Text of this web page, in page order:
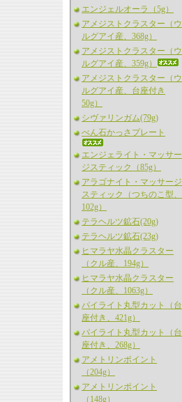
エンジェルオーラ（5g）
アメジストクラスター（ウ
ルグアイ産、368g）
アメジストクラスター（ウ
ルグアイ産、359g）
アメジストクラスター（ウ
ルグアイ産、台座付き
50g）
シヴァリンガム(79g)
べん石かっさプレート
エンジェライト・マッサー
ジスティック（85g）
アラゴナイト・マッサージ
スティック（つちのこ型、
102g）
テラヘルツ鉱石(20g)
テラヘルツ鉱石(23g)
ヒマラヤ水晶クラスター
（クル産、194g）
ヒマラヤ水晶クラスター
（クル産、1063g）
パイライト丸型カット（台
座付き、421g）
パイライト丸型カット（台
座付き、268g）
アメトリンポイント
（204g）
アメトリンポイント
（148g）